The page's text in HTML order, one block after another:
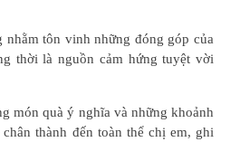
nhằm tôn vinh những đóng góp của
thời là nguồn cảm hứng tuyệt vời
món quà ý nghĩa và những khoảnh
thành đến toàn thể chị em, ghi